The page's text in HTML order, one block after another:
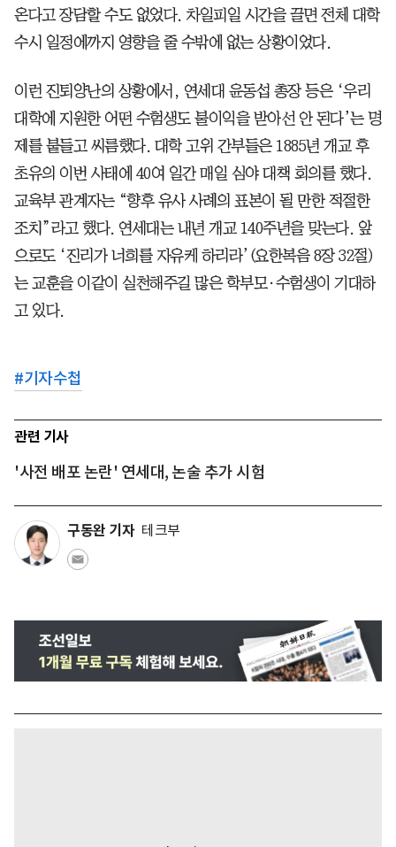
온다고 장담할 수도 없었다. 차일피일 시간을 끌면 전체 대학
수시 일정에까지 영향을 줄 수밖에 없는 상황이었다.
이런 진퇴양난의 상황에서, 연세대 윤동섭 총장 등은 ‘우리
대학에 지원한 어떤 수험생도 불이익을 받아선 안 된다’는 명
제를 붙들고 씨름했다. 대학 고위 간부들은 1885년 개교 후
초유의 이번 사태에 40여 일간 매일 심야 대책 회의를 했다.
교육부 관계자는 “향후 유사 사례의 표본이 될 만한 적절한
조치”라고 했다. 연세대는 내년 개교 140주년을 맞는다. 앞
으로도 ‘진리가 너희를 자유케 하리라’(요한복음 8장 32절)
는 교훈을 이같이 실천해주길 많은 학부모·수험생이 기대하
고 있다.
#기자수첩
관련 기사
'사전 배포 논란' 연세대, 논술 추가 시험
구동완 기자 테크부